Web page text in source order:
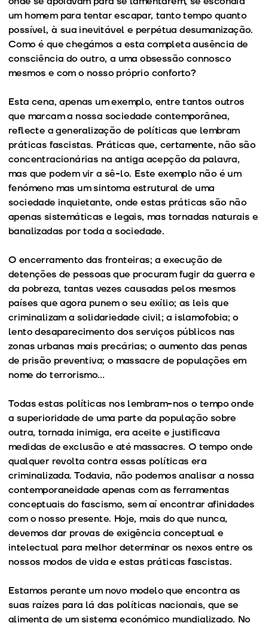
um homem para tentar escapar, tanto tempo quanto
possível, à sua inevitável e perpétua desumanização.
Como é que chegámos a esta completa ausência de
consciência do outro, a uma obsessão connosco
mesmos e com o nosso próprio conforto?
Esta cena, apenas um exemplo, entre tantos outros
que marcam a nossa sociedade contemporânea,
reflecte a generalização de políticas que lembram
práticas fascistas. Práticas que, certamente, não são
concentracionárias na antiga acepção da palavra,
mas que podem vir a sê-lo. Este exemplo não é um
fenómeno mas um sintoma estrutural de uma
sociedade inquietante, onde estas práticas são não
apenas sistemáticas e legais, mas tornadas naturais e
banalizadas por toda a sociedade.
O encerramento das fronteiras; a execução de
detenções de pessoas que procuram fugir da guerra e
da pobreza, tantas vezes causadas pelos mesmos
países que agora punem o seu exílio; as leis que
criminalizam a solidariedade civil; a islamofobia; o
lento desaparecimento dos serviços públicos nas
zonas urbanas mais precárias; o aumento das penas
de prisão preventiva; o massacre de populações em
nome do terrorismo…
Todas estas políticas nos lembram-nos o tempo onde
a superioridade de uma parte da população sobre
outra, tornada inimiga, era aceite e justificava
medidas de exclusão e até massacres. O tempo onde
qualquer revolta contra essas políticas era
criminalizada. Todavia, não podemos analisar a nossa
contemporaneidade apenas com as ferramentas
conceptuais do fascismo, sem aí encontrar afinidades
com o nosso presente. Hoje, mais do que nunca,
devemos dar provas de exigência conceptual e
intelectual para melhor determinar os nexos entre os
nossos modos de vida e estas práticas fascistas.
Estamos perante um novo modelo que encontra as
suas raízes para lá das políticas nacionais, que se
alimenta de um sistema económico mundializado. No